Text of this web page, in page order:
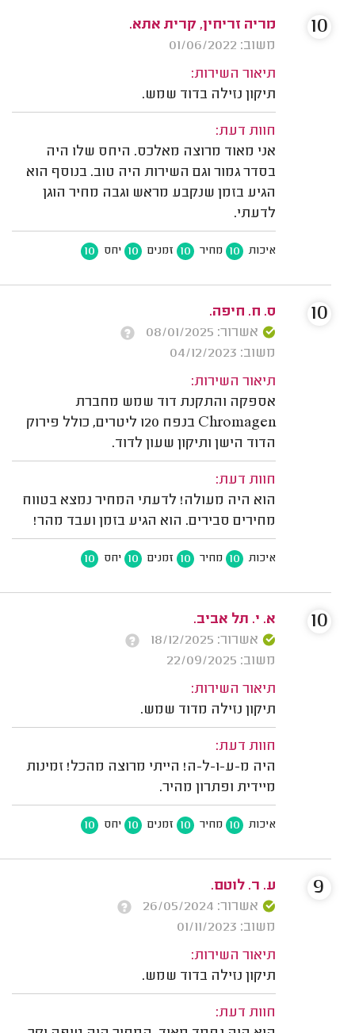
מריה זריחין, קרית אתא.
משוב: 01/06/2022
תיאור השירות:
תיקון נזילה בדוד שמש.
חוות דעת:
אני מאוד מרוצה מאלכס. היחס שלו היה
בסדר גמור וגם השירות היה טוב. בנוסף הוא
הגיע בזמן שנקבע מראש וגבה מחיר הוגן
לדעתי.
איכות 10 מחיר 10 זמנים 10 יחס 10
10
ס. ח. חיפה.
אשרור: 08/01/2025
משוב: 04/12/2023
תיאור השירות:
אספקה והתקנת דוד שמש מחברת
Chromagen בנפח 120 ליטרים, כולל פירוק
הדוד הישן ותיקון שעון לדוד.
חוות דעת:
הוא היה מעולה! לדעתי המחיר נמצא בטווח
מחירים סבירים. הוא הגיע בזמן ועבד מהר!
איכות 10 מחיר 10 זמנים 10 יחס 10
10
א. י. תל אביב.
אשרור: 18/12/2025
משוב: 22/09/2025
תיאור השירות:
תיקון נזילה מדוד שמש.
חוות דעת:
היה מ-ע-ו-ל-ה! הייתי מרוצה מהכל! זמינות
מיידית ופתרון מהיר.
איכות 10 מחיר 10 זמנים 10 יחס 10
10
ע. ר. לוטם.
אשרור: 26/05/2024
משוב: 01/11/2023
תיאור השירות:
תיקון נזילה בדוד שמש.
חוות דעת:
9